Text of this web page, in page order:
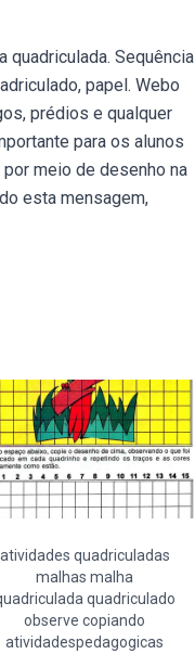
quadriculada. Sequência
papel. Webo
prédios e qualquer
para os alunos
meio de desenho na
esta mensagem,
atividades quadriculadas
malhas malha
quadriculado
observe copiando
atividadespedagogicas